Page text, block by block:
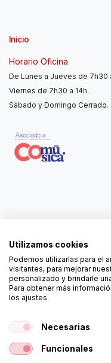
Inicio
Horario Oficina
De Lunes a Jueves de 7h30
Viernes de 7h30 a 14h.
Sábado y Domingo Cerrado.
962250313
ortola@ortola-sa.es
Av. d'Albaida, s/n
46840 La Pobla del Duc
¡Síguenos!
Utilizamos cookies
Podemos utilizarlas para el
visitantes, para mejorar
personalizado y brindarle
Para obtener más
los ajustes.
Necesarias
Funcionales